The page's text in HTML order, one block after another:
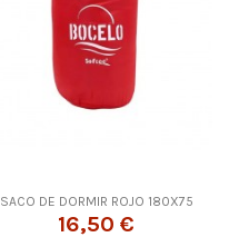
SACO DE DORMIR ROJO 180X75
16,50 €